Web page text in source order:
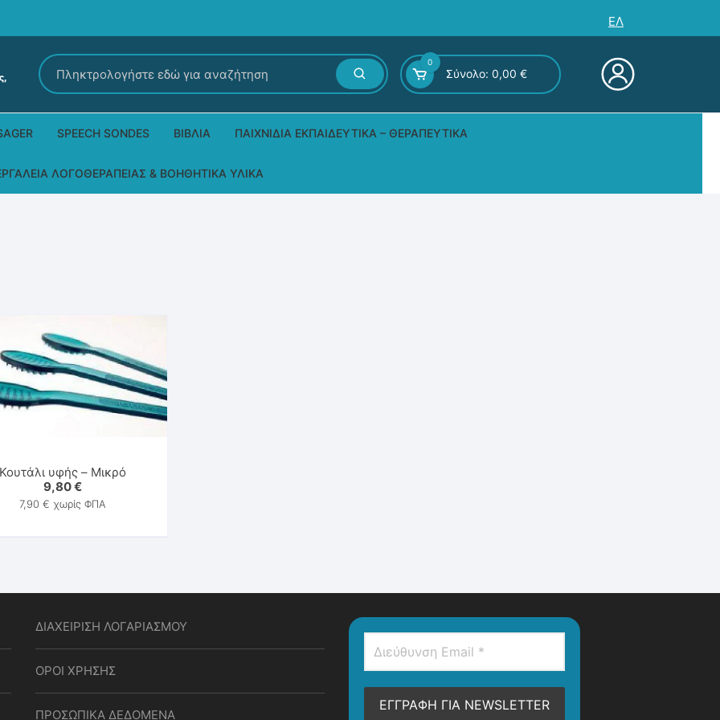
ΕΛ
Αναζήτηση
για:
0
Σύνολο: 0,00 €
SPEECH SONDES ΒΙΒΛΊΑ
Εκδόσεις Ρόδων
ΠΑΙΧΝΊΔΙΑ ΕΚΠΑΙΔΕΥΤΙΚΆ – ΘΕΡΑΠΕΥΤΙΚΆ
Δεξιοτήτων – Μίμησης – Επιτραπέζια
ΛΟΓΟΘΕΡΑΠΕΊΑΣ & ΒΟΗΘΗΤΙΚΆ ΥΛΙΚΆ
Μέθοδος Padovan
Παιχνίδια & Υλικά Εκπνοής
Στοματοκινητική Μυολειτουργική Θεραπεία
Κουτάλι υφής – Μικρό
9,80€
7,90 € χωρίς ΦΠΑ
ΔΙΑΧΕΙΡΙΣΗ ΛΟΓΑΡΙΑΣΜΟΥ
ΟΡΟΙ ΧΡΗΣΗΣ
ΠΡΟΣΩΠΙΚΑ ΔΕΔΟΜΕΝΑ